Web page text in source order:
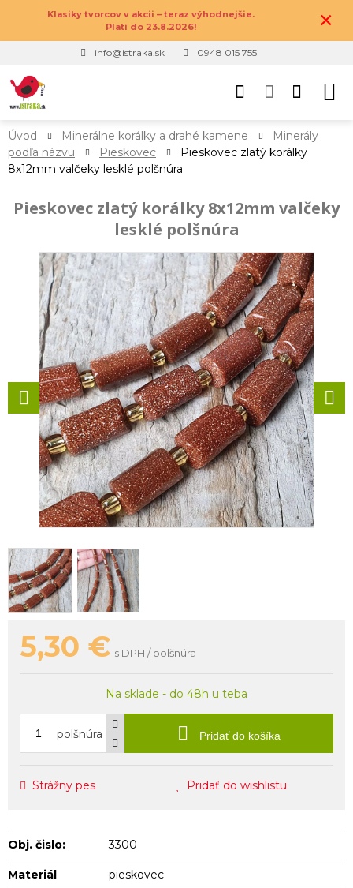
Klasiky tvorcov v akcii – teraz výhodnejšie.
Platí do 23.8.2026!
×
info@istraka.sk 0948 015 755
Úvod Minerálne korálky a drahé kamene
Minerály
podľa názvu
Pieskovec
Pieskovec zlatý korálky
8x12mm valčeky lesklé polšnúra
Pieskovec zlatý korálky 8x12mm valčeky
lesklé polšnúra
5,30 € s DPH / polšnúra
Na sklade - do 48h u teba
polšnúra Pridať do košíka
Strážny pes Pridať do wishlistu
Obj. čislo: 3300
Materiál pieskovec